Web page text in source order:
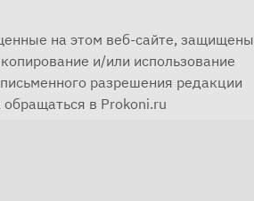
на этом веб-сайте, защищены
и/или использование
разрешения редакции
в Prokoni.ru